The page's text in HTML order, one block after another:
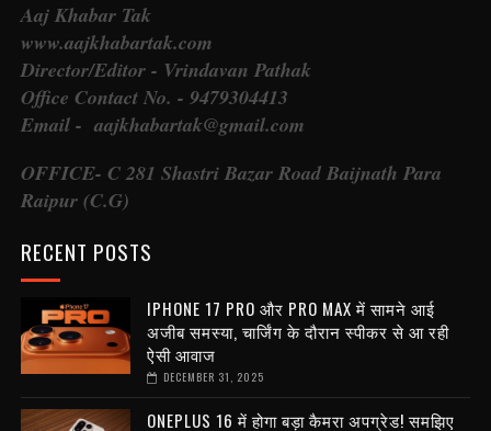
Aaj Khabar Tak
www.aajkhabartak.com
Director/Editor - Vrindavan Pathak
Office Contact No. - 9479304413
Email - aajkhabartak@gmail.com
OFFICE- C 281 Shastri Bazar Road Baijnath Para
Raipur (C.G)
RECENT POSTS
IPHONE 17 PRO और PRO MAX में सामने आई
अजीब समस्या, चार्जिंग के दौरान स्पीकर से आ रही
ऐसी आवाज
DECEMBER 31, 2025
ONEPLUS 16 में होगा बड़ा कैमरा अपग्रेड! समझिए